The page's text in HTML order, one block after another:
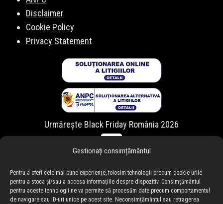
Gestionați consimțământul
Pentru a oferi cele mai bune experiențe, folosim tehnologii precum cookie-urile
pentru a stoca și/sau a accesa informațiile despre dispozitiv. Consimțământul
pentru aceste tehnologii ne va permite să procesăm date precum comportamentul
de navigare sau ID-uri unice pe acest site. Neconsimțământul sau retragerea
Disclaimer
Cookie Policy
Privacy Statement
Urmărește Black Friday România 2026